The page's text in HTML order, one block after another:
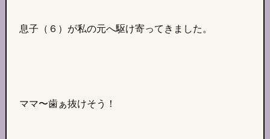
息子（６）が私の元へ駆け寄ってきました。
ママ〜歯ぁ抜けそう！